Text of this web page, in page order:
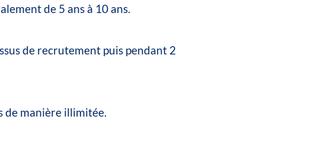
de 5 ans à 10 ans.
de recrutement puis pendant 2
de manière illimitée.